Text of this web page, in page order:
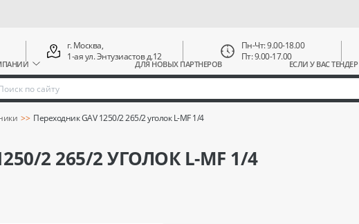
ДЛЯ НОВЫХ ПАРТНЕРОВ ЕСЛИ У ВАС ТЕНДЕР
г. Москва,
1-ая ул. Энтузиастов д.12
Пн-Чт: 9.00-18.00
Пт: 9.00-17.00
Переходник GAV 1250/2 265/2 уголок L-MF 1/4
2 265/2 УГОЛОК L-MF 1/4